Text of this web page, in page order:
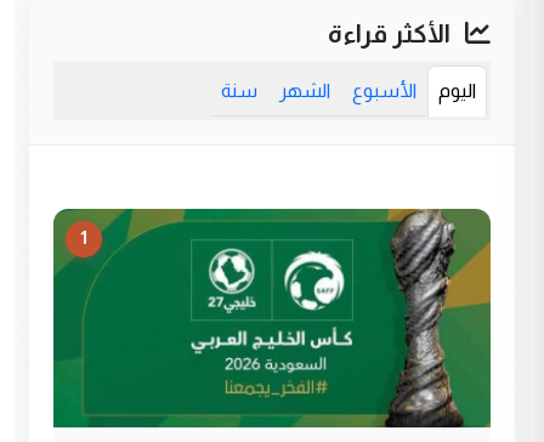
الأكثر قراءة
اليوم الأسبوع الشهر سنة
1